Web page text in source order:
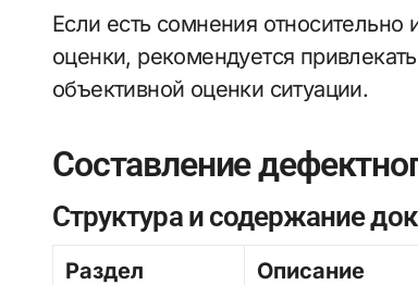
Если есть сомнения
оценки, рекомендуется
объективной оценки ситуации.
Составление
Структура и содержание
Раздел
Описание